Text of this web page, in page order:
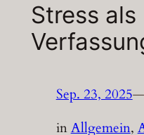
Stress als
Sep. 23, 2025—
inAllgemein,